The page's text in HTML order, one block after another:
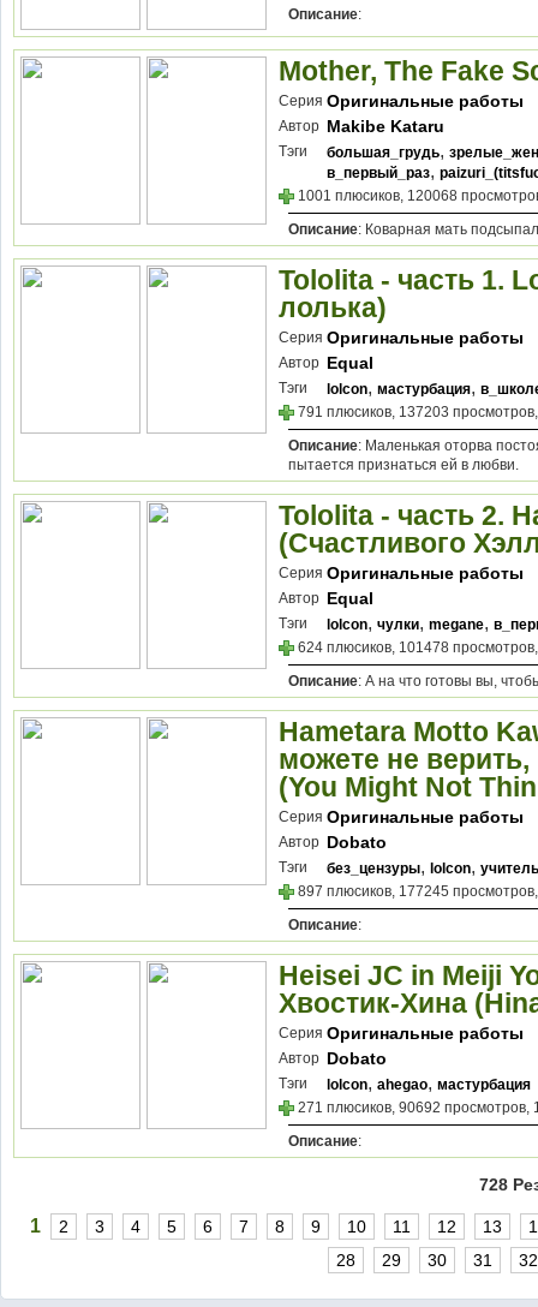
Описание:
Mother, The Fake
Серия Оригинальные работы
Автор Makibe Kataru
Тэги большая_грудь,
в_первый_раз,
1001 плюсиков, 120068
Описание: Коварная мать
Tololita - часть 1.
лолька)
Серия Оригинальные работы
Автор Equal
Тэги lolcon, мастурбация,
791 плюсиков, 137203
Описание: Маленькая оторва
пытается признаться ей в любви.
Tololita - часть 2.
(Счастливого
Серия Оригинальные работы
Автор Equal
Тэги lolcon, чулки, megane,
624 плюсиков, 101478
Описание: А на что готовы вы,
Hametara Motto
можете не
(You Might Not
Серия Оригинальные работы
Автор Dobato
Тэги без_цензуры, lolcon,
897 плюсиков, 177245
Описание:
Heisei JC in Meiji
Хвостик-Хина
Серия Оригинальные работы
Автор Dobato
Тэги lolcon, ahegao, мастурбация
271 плюсиков, 90692 просмотров,
Описание:
728
1 2 3 4 5 6 7 8 9 10 11 12 13
28
29 30 31 32